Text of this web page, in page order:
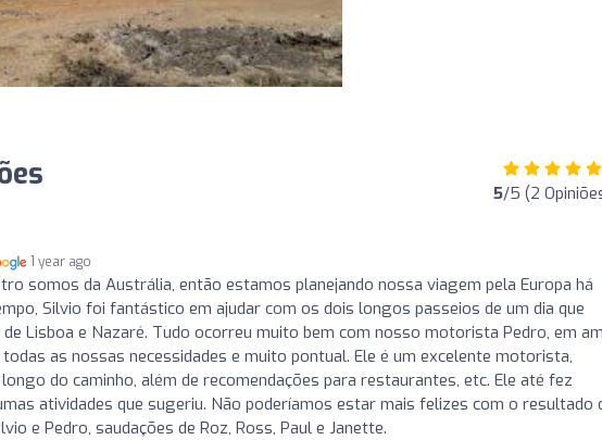
5/5 (2
1 year ago
somos da Austrália, então estamos planejando nossa viagem pela Europa há
Silvio foi fantástico em ajudar com os dois longos passeios de um dia que
Lisboa e Nazaré. Tudo ocorreu muito bem com nosso motorista Pedro, em
as nossas necessidades e muito pontual. Ele é um excelente motorista,
do caminho, além de recomendações para restaurantes, etc. Ele até fez
atividades que sugeriu. Não poderíamos estar mais felizes com o resultado
e Pedro, saudações de Roz, Ross, Paul e Janette.